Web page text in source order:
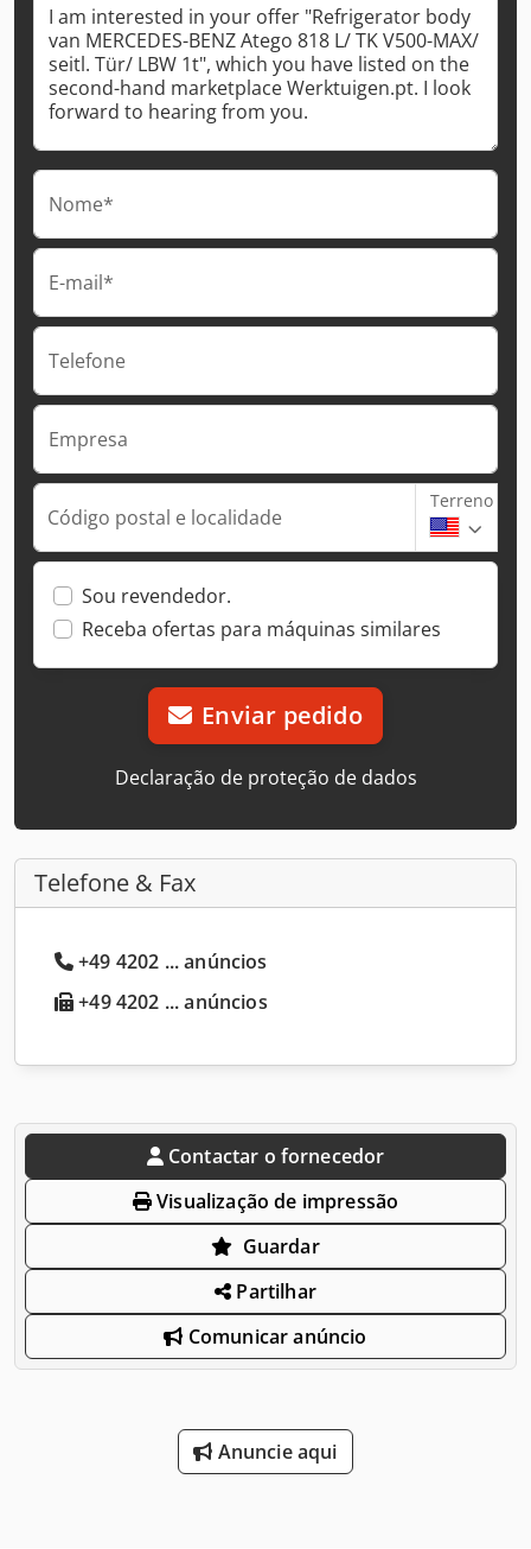
Nome*
E-mail*
Telefone
Empresa
Código postal e localidade
Terreno
Sou revendedor.
Receba ofertas para máquinas similares
Enviar pedido
Declaração de proteção de dados
Telefone & Fax
+49 4202 ... anúncios
+49 4202 ... anúncios
Contactar o fornecedor
Visualização de impressão
Guardar
Partilhar
Comunicar anúncio
Anuncie aqui